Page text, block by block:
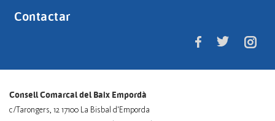
Contactar
Consell Comarcal del Baix Empordà
c/Tarongers, 12 17100 La Bisbal d'Emporda